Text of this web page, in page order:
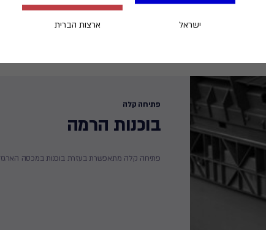
ישראל ארצות הברית
פתיחה קלה
בוכנות הרמה
פתיחה קלה מתאפשרת בעזרת בוכנות במכסה הארגז